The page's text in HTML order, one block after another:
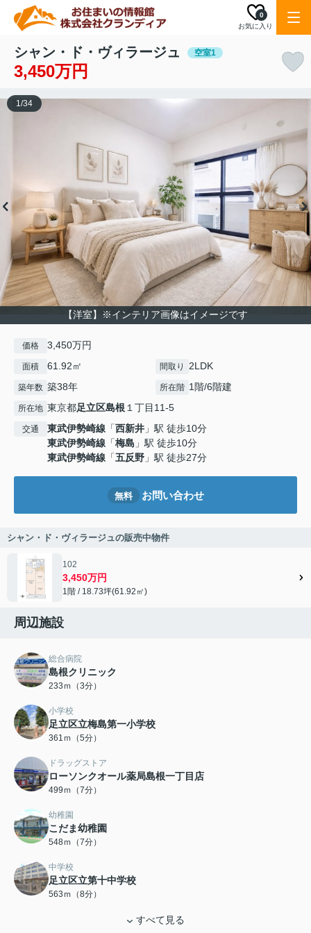
お気に入り
0
シャン・ド・ヴィラージュ 空室1
3,450万円
【洋室】※インテリア画像はイメージです
1/34
価格 3,450万円
面積 61.92㎡ 間取り 2LDK
築年数 築38年 所在階 1階/6階建
所在地 東京都足立区島根１丁目11-5
交通 東武伊勢崎線 「西新井 」駅 徒歩10分
東武伊勢崎線 「梅島 」駅 徒歩10分
東武伊勢崎線 「五反野 」駅 徒歩27分
無料 お問い合わせ
シャン・ド・ヴィラージュの販売中物件
102
3,450万円
1階 / 18.73坪(61.92㎡)
周辺施設
総合病院
島根クリニック
233ｍ（3分）
小学校
足立区立梅島第一小学校
361ｍ（5分）
ドラッグストア
ローソンクオール薬局島根一丁目店
499ｍ（7分）
幼稚園
こだま幼稚園
548ｍ（7分）
中学校
足立区立第十中学校
563ｍ（8分）
すべて見る